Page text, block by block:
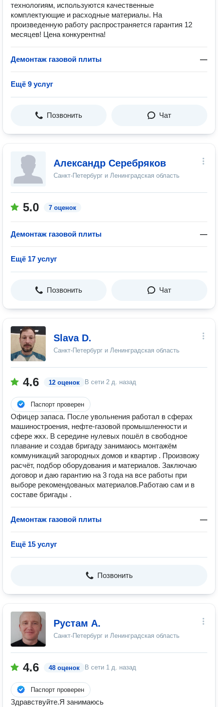
технологиям, используются качественные
комплектующие и расходные материалы. На
произведенную работу распространяется гарантия 12
месяцев! Цена конкурентна!
Демонтаж газовой плиты —
Ещё 9 услуг
Позвонить Чат
Александр Серебряков
Санкт-Петербург и Ленинградская область
5.0 7 оценок
Демонтаж газовой плиты —
Ещё 17 услуг
Позвонить Чат
Slava D.
Санкт-Петербург и Ленинградская область
4.6 12 оценок В сети 2 д. назад
Паспорт проверен
Офицер запаса. После увольнения работал в сферах
машиностроения, нефте-газовой промышленности и
сфере жкх. В середине нулевых пошёл в свободное
плавание и создав бригаду занимаюсь монтажём
коммуникаций загородных домов и квартир . Произвожу
расчёт, подбор оборудования и материалов. Заключаю
договор и даю гарантию на 3 года на все работы при
выборе рекомендованых материалов.Работаю сам и в
составе бригады .
Демонтаж газовой плиты —
Ещё 15 услуг
Позвонить
Рустам А.
Санкт-Петербург и Ленинградская область
4.6 48 оценок В сети 1 д. назад
Паспорт проверен
Здравствуйте.Я занимаюсь